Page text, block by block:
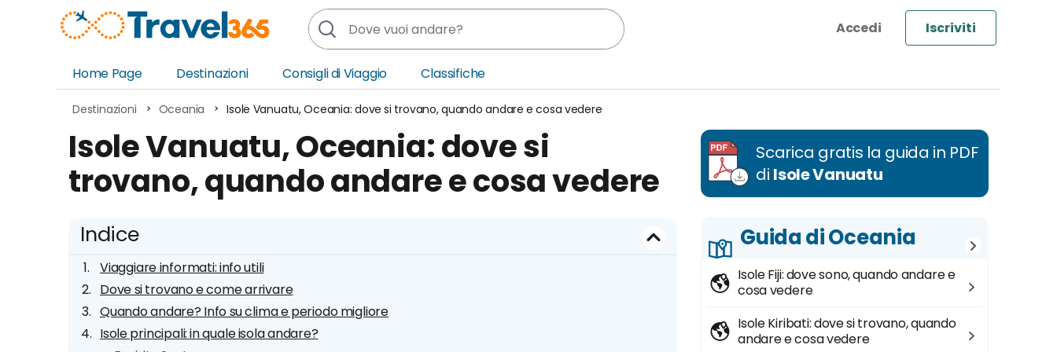
Iscriviti
Home Page
Destinazioni
Africa
Asia
Nord America
America Centrale
Sud America
Medio Oriente
Consigli di Viaggio Classifiche
Destinazioni Oceania Isole Vanuatu, Oceania: dove si trovano, quando andare e cosa vedere
Isole Vanuatu, Oceania: dove si
trovano, quando andare e cosa vedere
Indice
Viaggiare informati: info utili
Dove si trovano e come arrivare
Quando andare? Info su clima e periodo migliore
Isole principali: in quale isola andare?
Scarica gratis la guida in PDF
di Isole Vanuatu
Guida di Oceania
Isole Fiji: dove sono, quando andare e
cosa vedere
Isole Kiribati: dove si trovano, quando
andare e cosa vedere